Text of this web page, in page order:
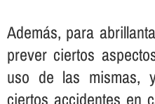
Además, para
prever ciertos
uso de las mismas,
ciertos accidentes en